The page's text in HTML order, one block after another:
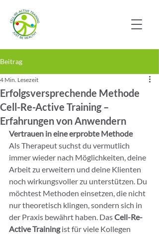
Beitrag
Erfolgsversprechende Methode
Cell-Re-Active Training –
Erfahrungen von Anwendern
4 Min. Lesezeit
Vertrauen in eine erprobte Methode
Als Therapeut suchst du vermutlich
immer wieder nach Möglichkeiten, deine
Arbeit zu erweitern und deine Klienten
noch wirkungsvoller zu unterstützen. Du
möchtest Methoden einsetzen, die nicht
nur theoretisch klingen, sondern sich in
der Praxis bewährt haben. Das Cell-Re-
Active Training ist für viele Kollegen